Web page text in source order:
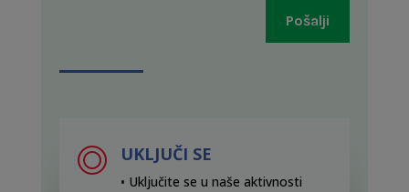
Pošalji
UKLJUČI SE
• Uključite se u naše aktivnosti